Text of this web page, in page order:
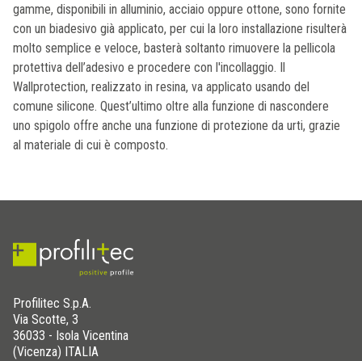
gamme, disponibili in alluminio, acciaio oppure ottone, sono fornite
con un biadesivo già applicato, per cui la loro installazione risulterà
molto semplice e veloce, basterà soltanto rimuovere la pellicola
protettiva dell’adesivo e procedere con l'incollaggio. Il
Wallprotection, realizzato in resina, va applicato usando del
comune silicone. Quest’ultimo oltre alla funzione di nascondere
uno spigolo offre anche una funzione di protezione da urti, grazie
al materiale di cui è composto.
Profilitec S.p.A.
Via Scotte, 3
36033 - Isola Vicentina
(Vicenza) ITALIA